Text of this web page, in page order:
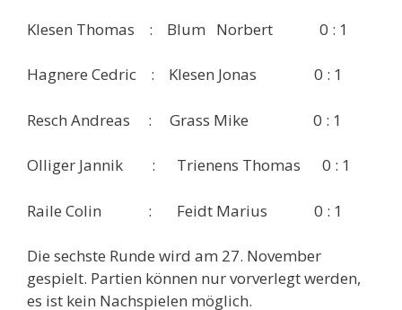
Klesen Thomas : Blum Norbert 0 : 1
Hagnere Cedric : Klesen Jonas 0 : 1
Resch Andreas : Grass Mike 0 : 1
Olliger Jannik : Trienens Thomas 0 : 1
Raile Colin : Feidt Marius 0 : 1
Die sechste Runde wird am 27. November
gespielt. Partien können nur vorverlegt werden,
es ist kein Nachspielen möglich.